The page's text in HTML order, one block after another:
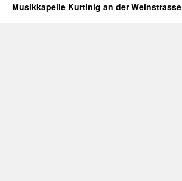
Musikkapelle Kurtinig an der Weinstrasse